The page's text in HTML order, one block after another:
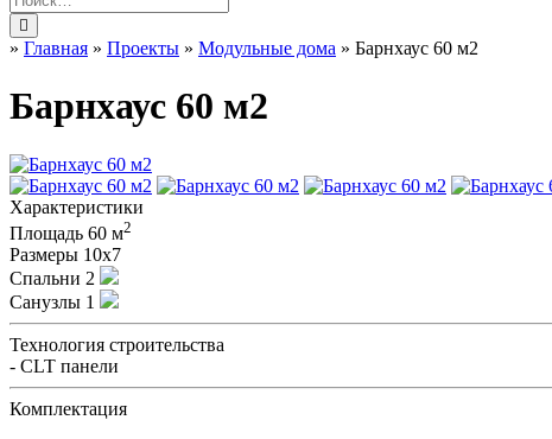
» Главная » Проекты » Модульные дома » Барнхаус 60 м2
Барнхаус 60 м2
Характеристики
Площадь 60 м2
Размеры 10х7
Спальни 2
Санузлы 1
Технология строительства
- CLT панели
Комплектация